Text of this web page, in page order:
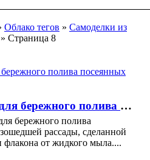
Облако тегов » Самоделки из
» Страница 8
Еще вариант лейки для бережного полива посеянных семян
бережного полива
рассады, сделанной
флакона от жидкого мыла....